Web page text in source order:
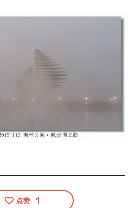
点赞 1